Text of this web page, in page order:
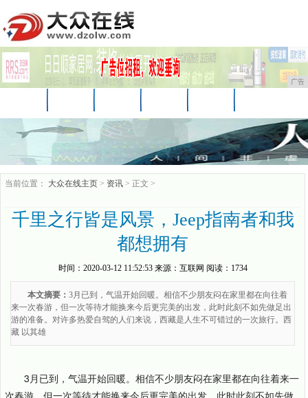
广告
企业 游戏
当前位置： 大众在线主页 > 资讯 > 正文 >
千里之行皆是风景，Jeep指南者和我
都想拥有
时间： 2020-03-12 11:52:53来源： 互联网 阅读：1734
本文摘要： 3月已到，气温开始回暖。相信不少朋友闷在家里都在向往着
来一次春游，但一次等待才能换来今后更完美的出发，此时此刻不如先做足出
游的准备。对许多热爱自驾的人们来说，西藏是人生不可错过的一次旅行。西
藏 以其雄
3月已到，气温开始回暖。相信不少朋友闷在家里都在向往着来一
次春游，但一次等待才能换来今后更完美的出发，此时此刻不如先做